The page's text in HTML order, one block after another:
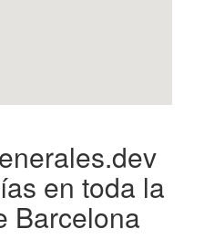
en toda la
Barcelona